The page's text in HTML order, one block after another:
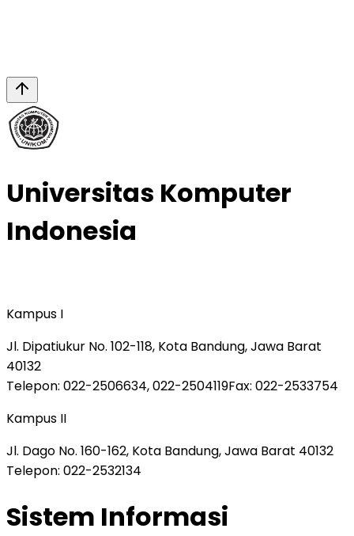
Berita Terbaru
Universitas Komputer
Indonesia
Kampus I
Jl. Dipatiukur No. 102-118, Kota Bandung, Jawa Barat
40132
Telepon: 022-2506634, 022-2504119Fax: 022-2533754
Kampus II
Jl. Dago No. 160-162, Kota Bandung, Jawa Barat 40132
Telepon: 022-2532134
Sistem Informasi